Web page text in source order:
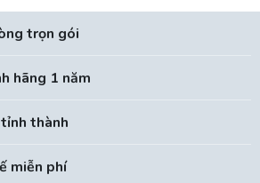
trọn gói
hãng 1 năm
thành
miễn phí